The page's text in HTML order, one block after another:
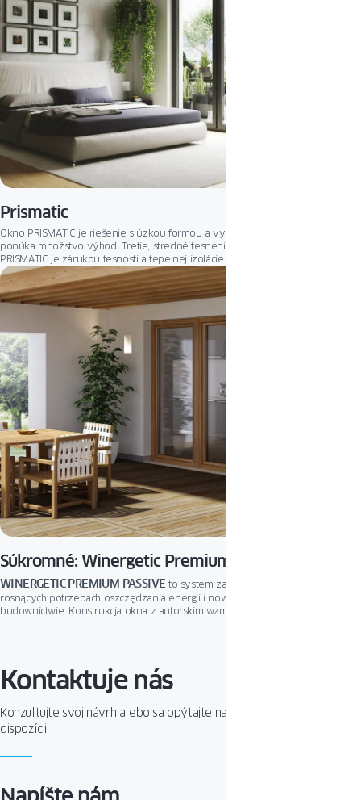
Prismatic
Okno PRISMATIC je riešenie s úzkou formou a vysokou funkčnosťou, ktoré
ponúka množstvo výhod. Tretie, stredné tesnenie v štruktúre systému
PRISMATIC je zárukou tesnosti a tepelnej izolácie. Väčšia plocha zasklenia
získaná vďaka nižšiemu profilu poskytuje ďalšie výhody: optimálne osvetlené
interiéry a menej plastov používaných pri výrobe okien je príklon k harmónii
s prostredím.
Súkromné: Winergetic Premium Passive
WINERGETIC PREMIUM PASSIVE to system zaprojektowany z myślą o
rosnących potrzebach oszczędzania energii i nowych trendach w
budownictwie. Konstrukcja okna z autorskim wzmocnieniem termicznym
Kontaktuje nás
Konzultujte svoj návrh alebo sa opýtajte na produkt. Sme Vám k
dispozícii!